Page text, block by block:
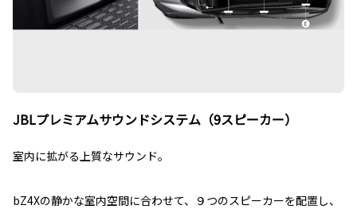
JBLプレミアムサウンドシステム（9スピーカー）
室内に拡がる上質なサウンド。
bZ4Xの静かな室内空間に合わせて、９つのスピーカーを配置し、